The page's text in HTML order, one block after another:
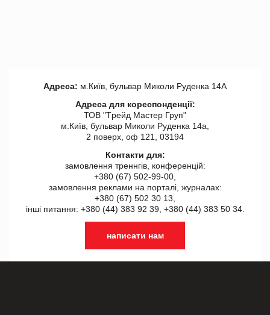
Адреса: м.Київ, бульвар Миколи Руденка 14А
Адреса для кореспонденції:
ТОВ "Tрейд Мастер Груп"
м.Київ, бульвар Миколи Руденка 14а,
2 поверх, оф 121, 03194
Контакти для:
замовлення треннгів, конференцій:
+380 (67) 502-99-00,
замовлення реклами на порталі, журналах:
+380 (67) 502 30 13,
інші питання: +380 (44) 383 92 39, +380 (44) 383 50 34.
написати нам